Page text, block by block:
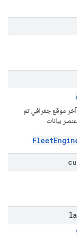
آخر موقع جغرافي تم
عنصر بيانات
.